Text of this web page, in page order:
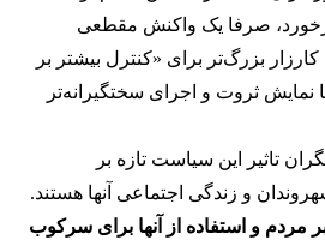
صرفا یک واکنش مقطعی
بزرگ‌تر برای «کنترل بیشتر بر
نمایش ثروت و اجرای سختگیرانه‌تر
تاثیر این سیاست‌ تازه بر
و زندگی اجتماعی آنها هستند.
و استفاده از آنها برای سرکوب